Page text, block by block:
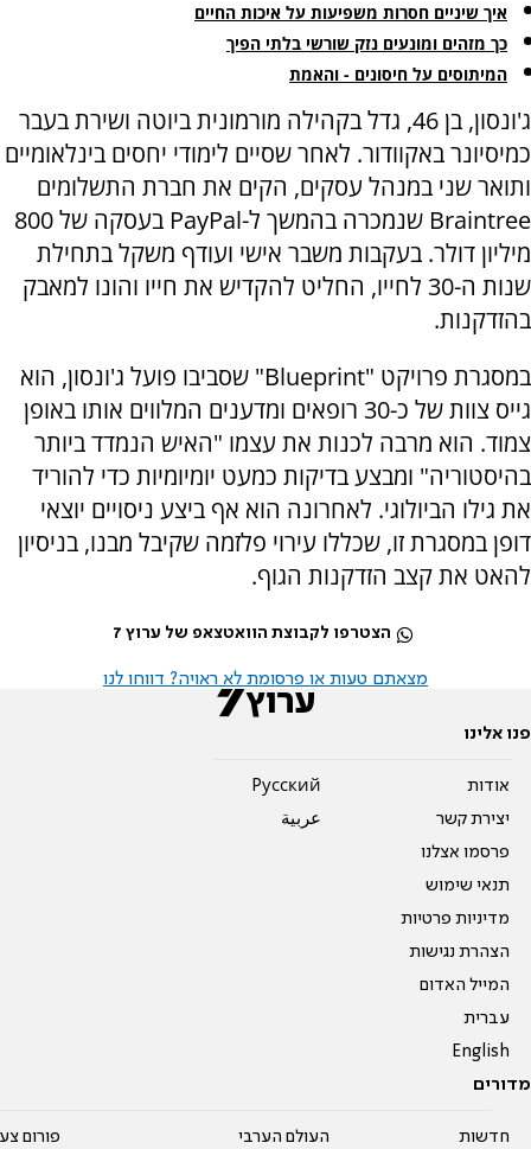
איך שיניים חסרות משפיעות על איכות החיים
כך מזהים ומונעים נזק שורשי בלתי הפיך
המיתוסים על חיסונים - והאמת
ג'ונסון, בן 46, גדל בקהילה מורמונית ביוטה ושירת בעבר
כמיסיונר באקוודור. לאחר שסיים לימודי יחסים בינלאומיים
ותואר שני במנהל עסקים, הקים את חברת התשלומים
Braintree שנמכרה בהמשך ל-PayPal בעסקה של 800
מיליון דולר. בעקבות משבר אישי ועודף משקל בתחילת
שנות ה-30 לחייו, החליט להקדיש את חייו והונו למאבק
בהזדקנות.
במסגרת פרויקט "Blueprint" שסביבו פועל ג'ונסון, הוא
גייס צוות של כ-30 רופאים ומדענים המלווים אותו באופן
צמוד. הוא מרבה לכנות את עצמו "האיש הנמדד ביותר
בהיסטוריה" ומבצע בדיקות כמעט יומיומיות כדי להוריד
את גילו הביולוגי. לאחרונה הוא אף ביצע ניסויים יוצאי
דופן במסגרת זו, שכללו עירוי פלזמה שקיבל מבנו, בניסיון
להאט את קצב הזדקנות הגוף.
הצטרפו לקבוצת הוואטצאפ של ערוץ 7
מצאתם טעות או פרסומת לא ראויה? דווחו לנו
פנו אלינו
אודות
יצירת קשר
פרסמו אצלנו
תנאי שימוש
מדיניות פרטיות
הצהרת נגישות
המייל האדום
עברית
English
Pусский
عربية
מדורים
חדשות העולם הערבי פורום